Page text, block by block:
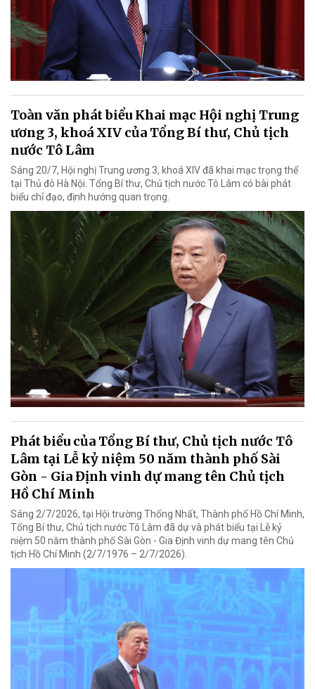
Toàn văn phát biểu Khai mạc Hội nghị Trung
ương 3, khoá XIV của Tổng Bí thư, Chủ tịch
nước Tô Lâm
Sáng 20/7, Hội nghị Trung ương 3, khoá XIV đã khai mạc trọng thể
tại Thủ đô Hà Nội. Tổng Bí thư, Chủ tịch nước Tô Lâm có bài phát
biểu chỉ đạo, định hướng quan trọng.
Phát biểu của Tổng Bí thư, Chủ tịch nước Tô
Lâm tại Lễ kỷ niệm 50 năm thành phố Sài
Gòn - Gia Định vinh dự mang tên Chủ tịch
Hồ Chí Minh
Sáng 2/7/2026, tại Hội trường Thống Nhất, Thành phố Hồ Chí Minh,
Tổng Bí thư, Chủ tịch nước Tô Lâm đã dự và phát biểu tại Lễ kỷ
niệm 50 năm thành phố Sài Gòn - Gia Định vinh dự mang tên Chủ
tịch Hồ Chí Minh (2/7/1976 – 2/7/2026).